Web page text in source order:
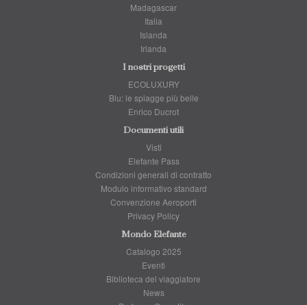
Madagascar
Italia
Islanda
Irlanda
I nostri progetti
ECOLUXURY
Blu: le spiagge più belle
Enrico Ducrot
Documenti utili
Visti
Elefante Pass
Condizioni generali di contratto
Modulo informativo standard
Convenzione Aeroporti
Privacy Policy
Mondo Elefante
Catalogo 2025
Eventi
Biblioteca del viaggiatore
News